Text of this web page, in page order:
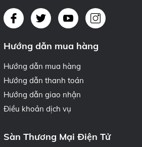
Hướng dẫn mua hàng
Hướng dẫn mua hàng
Hướng dẫn thanh toán
Hướng dẫn giao nhận
Điều khoản dịch vụ
Sàn Thương Mại Điện Tử